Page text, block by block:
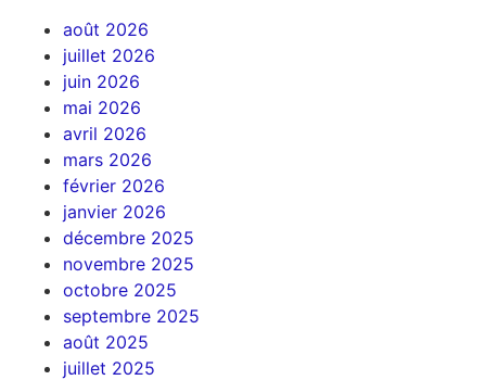
août 2026
juillet 2026
juin 2026
mai 2026
avril 2026
mars 2026
février 2026
janvier 2026
décembre 2025
novembre 2025
octobre 2025
septembre 2025
août 2025
juillet 2025